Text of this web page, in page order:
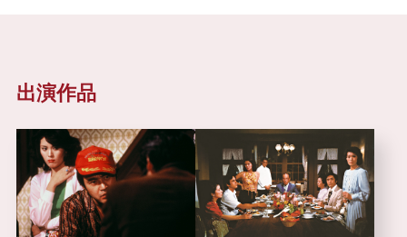
出演作品